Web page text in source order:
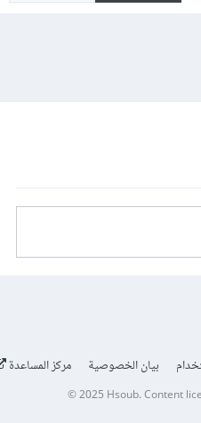
بيان الخصوصية مركز المساعدة
© 2025 Hsoub.Content